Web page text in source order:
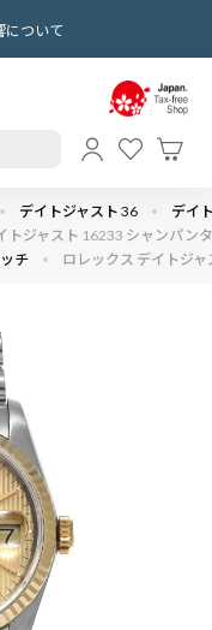
について
デイトジャスト 36
デイ
トジャスト 16233 シャンパン
チ ロレックス デイトジ